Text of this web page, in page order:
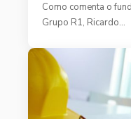
Como comenta o
Grupo R1, Ricardo…